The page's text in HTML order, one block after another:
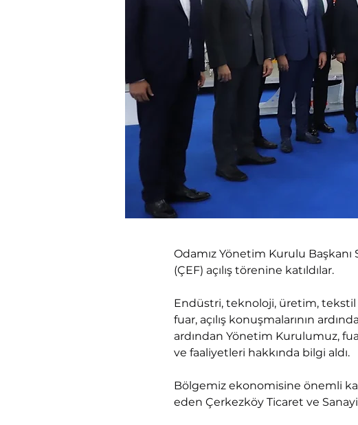
Odamız Yönetim Kurulu
(ÇEF) açılış törenine katıldılar.
Endüstri, teknoloji, üretim, tekstil
fuar, açılış konuşmalarının
ardından Yönetim Kurulumuz,
ve faaliyetleri hakkında bilgi aldı.
Bölgemiz ekonomisine önemli
eden Çerkezköy Ticaret ve